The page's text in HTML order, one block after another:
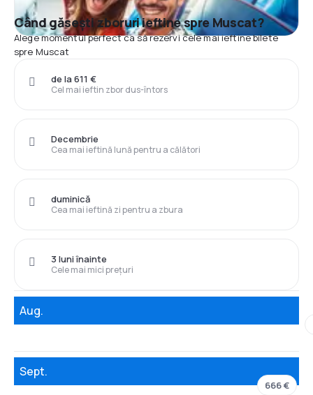
Când găsești zboruri ieftine spre Muscat?
Alege momentul perfect ca să rezervi cele mai ieftine bilete
spre Muscat
Cel mai ieftin zbor dus-întors
de la 611 €
Cea mai ieftină lună pentru a călători
Decembrie
Cea mai ieftină zi pentru a zbura
duminică
Cele mai mici prețuri
3 luni înainte
Aug.
Sept.
666 €